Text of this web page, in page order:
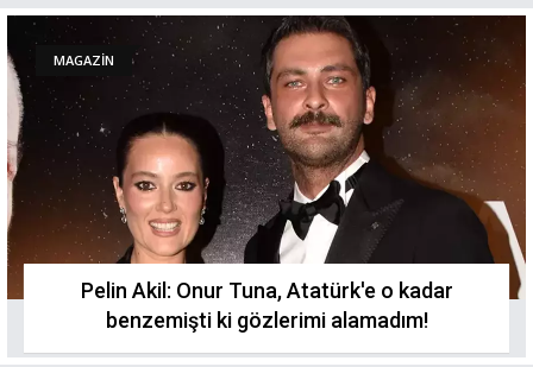
MAGAZİN
Pelin Akil: Onur Tuna, Atatürk'e o kadar
benzemişti ki gözlerimi alamadım!